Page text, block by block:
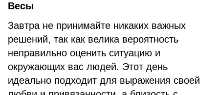
Весы
Завтра не принимайте никаких важных
решений, так как велика вероятность
неправильно оценить ситуацию и
окружающих вас людей. Этот день
идеально подходит для выражения своей